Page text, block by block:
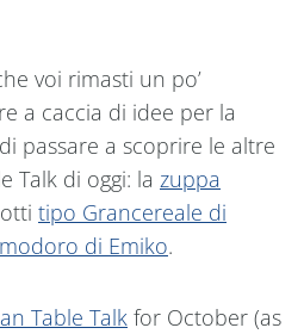
voi rimasti un po’
a caccia di idee per la
passare a scoprire le altre
Talk di oggi: la zuppa
tipo Grancereale di
di Emiko.
Table Talk for October (as